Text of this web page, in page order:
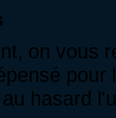
on vous
hasard